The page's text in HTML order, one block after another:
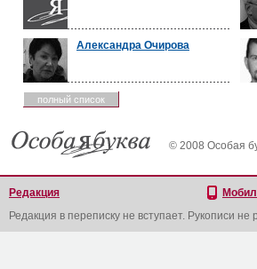
Александра Очирова
полный список
© 2008 Особая
Редакция
Редакция в переписку не вступает. Рукописи